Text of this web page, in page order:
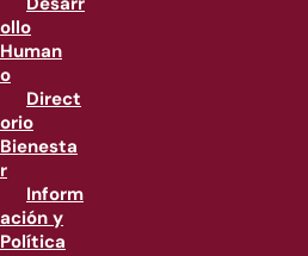
ollo
Human
o
Direct
orio
Bienesta
r
Inform
ación y
Política